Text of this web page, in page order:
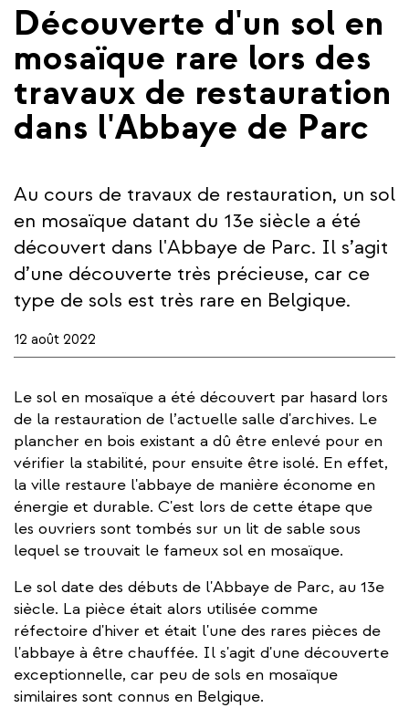
Découverte d'un sol en
mosaïque rare lors des
travaux de restauration
dans l'Abbaye de Parc
Au cours de travaux de restauration, un sol
en mosaïque datant du 13e siècle a été
découvert dans l'Abbaye de Parc. Il s’agit
d’une découverte très précieuse, car ce
type de sols est très rare en Belgique.
12 août 2022
Le sol en mosaïque a été découvert par hasard lors
de la restauration de l’actuelle salle d'archives. Le
plancher en bois existant a dû être enlevé pour en
vérifier la stabilité, pour ensuite être isolé. En effet,
la ville restaure l'abbaye de manière économe en
énergie et durable. C'est lors de cette étape que
les ouvriers sont tombés sur un lit de sable sous
lequel se trouvait le fameux sol en mosaïque.
Le sol date des débuts de l'Abbaye de Parc, au 13e
siècle. La pièce était alors utilisée comme
réfectoire d'hiver et était l'une des rares pièces de
l'abbaye à être chauffée. Il s'agit d'une découverte
exceptionnelle, car peu de sols en mosaïque
similaires sont connus en Belgique.